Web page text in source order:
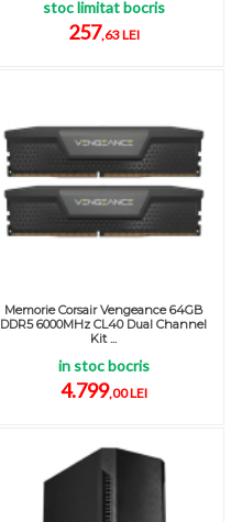
stoc limitat bocris
257,63 LEI
Memorie Corsair Vengeance 64GB
DDR5 6000MHz CL40 Dual Channel
Kit ...
in stoc bocris
4.799,00 LEI